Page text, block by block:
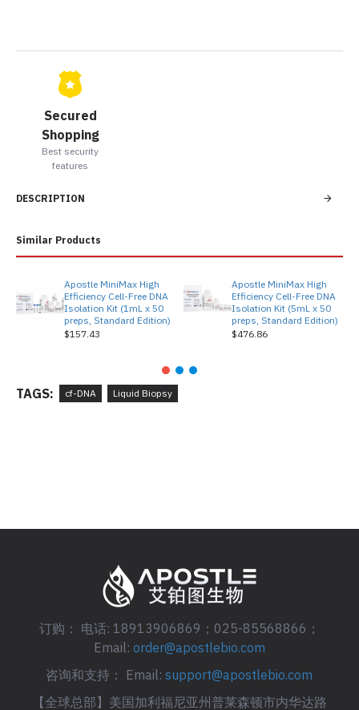
Secured
Shopping
Best security
features
DESCRIPTION
Similar Products
Apostle MiniMax High
Efficiency Cell-Free DNA
Isolation Kit (1mL x 50
preps, Standard Edition)
$157.43
Apostle MiniMax High
Efficiency Cell-Free DNA
Isolation Kit (5mL x 50
preps, Standard Edition)
$476.86
TAGS: cf-DNA Liquid Biopsy
订购： 电话: 18913906869；025-85568866；
Email: order@apostlebio.com
咨询和支持： Email:support@apostlebio.com
【全球总部】美国加利福尼亚州普莱森顿市内华达路